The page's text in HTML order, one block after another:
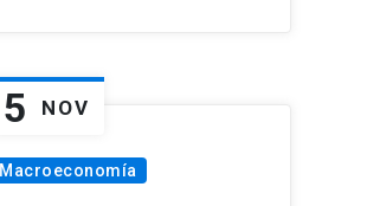
5 NOV
Macroeconomía